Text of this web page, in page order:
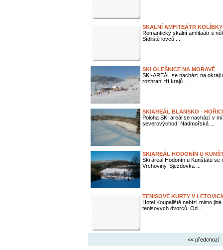
SKALNÍ AMFITEÁTR
Romantický skalní amfitaátr s
Sídliště lovců ...
SKI OLEŠNICE NA MORAVĚ
SKI-AREÁL se nachází na
rozhraní tří krajů ...
SKIAREÁL BLANSKO -
Poloha SKI areál se nachází v
severovýchod. Nadmořská ...
SKIAREÁL HODONÍN U
Ski areál Hodonín u Kunštátu
Vrchoviny. Sjezdovka ...
TENISOVÉ KURTY V
Hotel Koupaliště nabízí mimo
tenisových dvorců. Od ...
<< předchozí